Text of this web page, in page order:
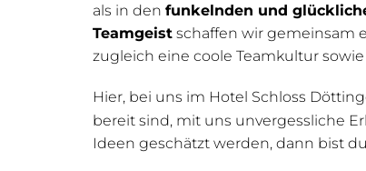
als in den funkelnden und
Teamgeist schaffen wir gemeinsam
zugleich eine coole Teamkultur
Hier, bei uns im Hotel Schloss
bereit sind, mit uns unvergessliche
Ideen geschätzt werden, dann bist